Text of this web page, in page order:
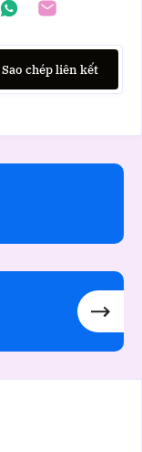
Sao chép liên kết